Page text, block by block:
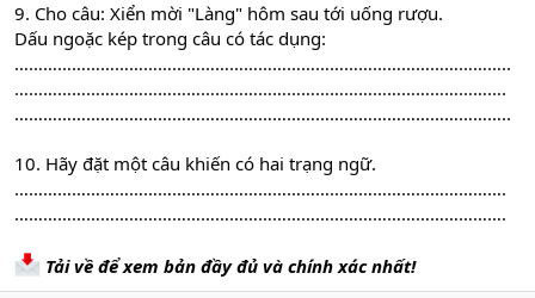
9. Cho câu: Xiển mời "Làng" hôm sau tới uống rượu.
Dấu ngoặc kép trong câu có tác dụng:
…………………………………………………………………………………………..
………………………………………………………………………………………….
…………………………………………………………………………………………..
10. Hãy đặt một câu khiến có hai trạng ngữ.
………………………………………………………………………………………….
………………………………………………………………………………………….
Tải về để xem bản đầy đủ và chính xác nhất!